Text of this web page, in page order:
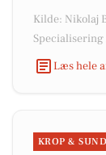
Kilde: Nikolaj
Læs hele
KROP &